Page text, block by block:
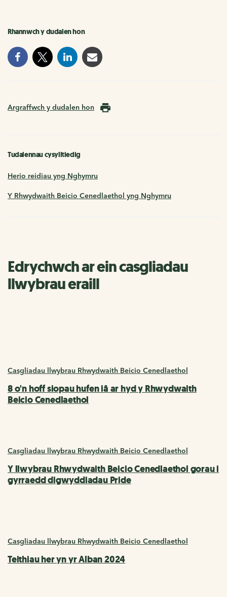
Rhannwch y dudalen hon
Argraffwch y dudalen hon
Tudalennau cysylltiedig
Herio reidiau yng Nghymru
Y Rhwydwaith Beicio Cenedlaethol yng Nghymru
Edrychwch ar ein casgliadau
llwybrau eraill
Casgliadau llwybrau Rhwydwaith Beicio Cenedlaethol
8 o'n hoff siopau hufen iâ ar hyd y Rhwydwaith
Beicio Cenedlaethol
Casgliadau llwybrau Rhwydwaith Beicio Cenedlaethol
Y llwybrau Rhwydwaith Beicio Cenedlaethol gorau i
gyrraedd digwyddiadau Pride
Casgliadau llwybrau Rhwydwaith Beicio Cenedlaethol
Teithiau her yn yr Alban 2024